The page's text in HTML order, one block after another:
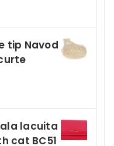
tip Navod
lacuita
cat BC51